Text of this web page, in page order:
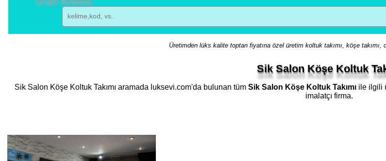
Üretimden lüks kalite toptan fiyatına özel üretim koltuk takımı, köşe
Sik Salon Köşe Koltuk
Sik Salon Köşe Koltuk Takımı aramada luksevi.com'da bulunan tüm Sik Salon Köşe Koltuk Takımıile ilgili
imalatçı firma.